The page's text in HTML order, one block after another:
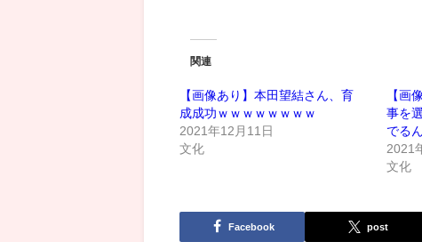
関連
【画像あり】本田望結さん、育
成成功ｗｗｗｗｗｗｗｗ
2021年12月11日
文化
【画
事を
でる
2021
文化
Facebook post